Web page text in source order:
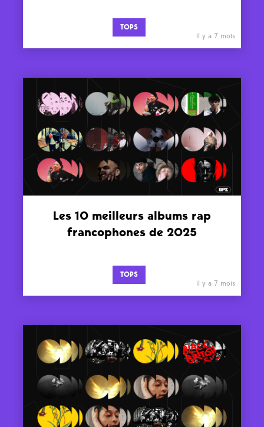
TOPS
il y a 7 mois
Les 10 meilleurs albums rap
francophones de 2025
TOPS
il y a 7 mois